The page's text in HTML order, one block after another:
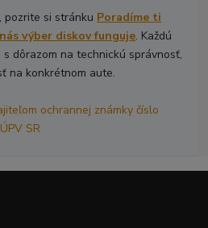
pozrite si stránku Poradíme ti
výber diskov funguje. Každú
dôrazom na technickú správnosť,
na konkrétnom aute.
ochrannej známky číslo
SR